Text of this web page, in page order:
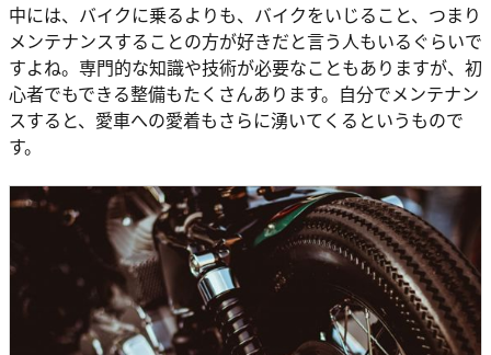
中には、バイクに乗るよりも、バイクをいじること、つまり
メンテナンスすることの方が好きだと言う人もいるぐらいで
すよね。専門的な知識や技術が必要なこともありますが、初
心者でもできる整備もたくさんあります。自分でメンテナン
スすると、愛車への愛着もさらに湧いてくるというもので
す。